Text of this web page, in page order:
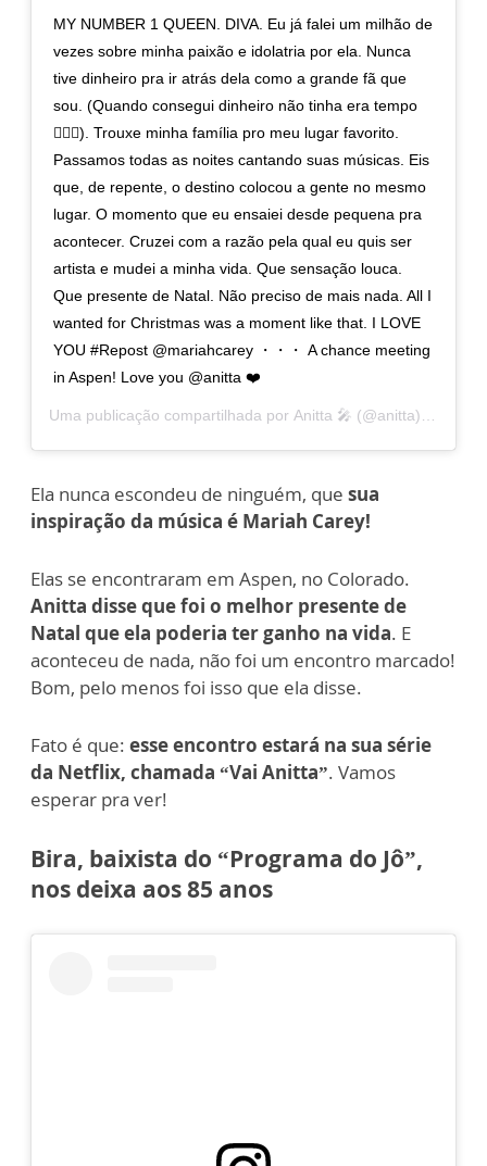
MY NUMBER 1 QUEEN. DIVA. Eu já falei um milhão de
vezes sobre minha paixão e idolatria por ela. Nunca
tive dinheiro pra ir atrás dela como a grande fã que
sou. (Quando consegui dinheiro não tinha era tempo
🤦🏽‍♀️). Trouxe minha família pro meu lugar favorito.
Passamos todas as noites cantando suas músicas. Eis
que, de repente, o destino colocou a gente no mesmo
lugar. O momento que eu ensaiei desde pequena pra
acontecer. Cruzei com a razão pela qual eu quis ser
artista e mudei a minha vida. Que sensação louca.
Que presente de Natal. Não preciso de mais nada. All I
wanted for Christmas was a moment like that. I LOVE
YOU #Repost @mariahcarey ・・・ A chance meeting
in Aspen! Love you @anitta ❤️
Uma publicação compartilhada por Anitta 🎤 (@anitta) em
Ela nunca escondeu de ninguém, que sua
inspiração da música é Mariah Carey!
Elas se encontraram em Aspen, no Colorado.
Anitta disse que foi o melhor presente de
Natal que ela poderia ter ganho na vida. E
aconteceu de nada, não foi um encontro marcado!
Bom, pelo menos foi isso que ela disse.
Fato é que: esse encontro estará na sua série
da Netflix, chamada “Vai Anitta”. Vamos
esperar pra ver!
Bira, baixista do “Programa do Jô”,
nos deixa aos 85 anos